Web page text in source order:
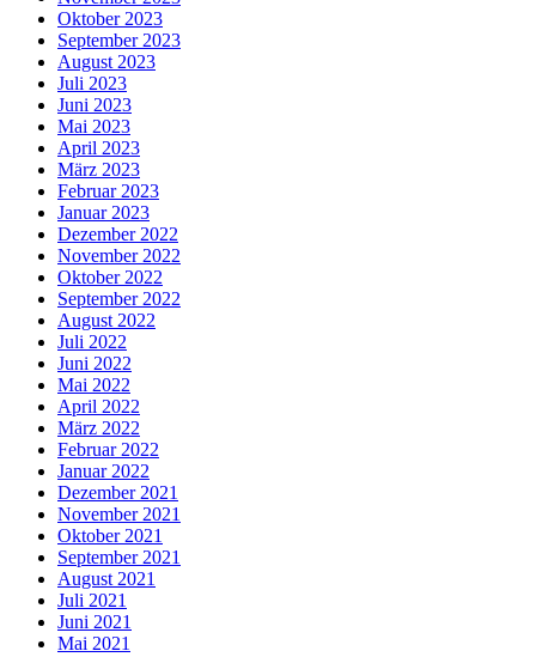
Oktober 2023
September 2023
August 2023
Juli 2023
Juni 2023
Mai 2023
April 2023
März 2023
Februar 2023
Januar 2023
Dezember 2022
November 2022
Oktober 2022
September 2022
August 2022
Juli 2022
Juni 2022
Mai 2022
April 2022
März 2022
Februar 2022
Januar 2022
Dezember 2021
November 2021
Oktober 2021
September 2021
August 2021
Juli 2021
Juni 2021
Mai 2021